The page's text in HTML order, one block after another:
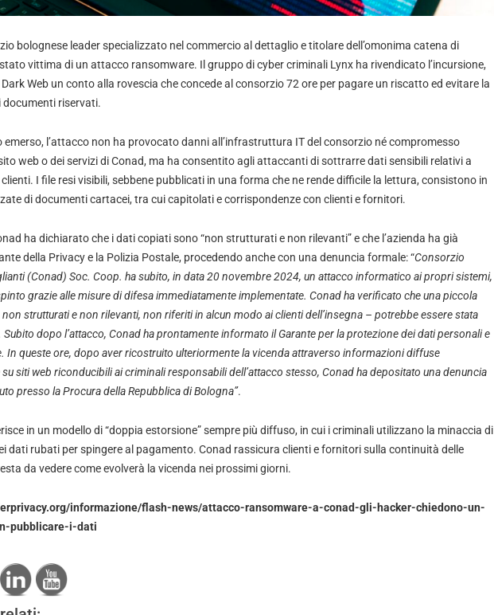
bolognese leader specializzato nel commercio al dettaglio e titolare dell’omonima catena di
vittima di un attacco ransomware. Il gruppo di cyber criminali Lynx ha rivendicato l’incursione,
Web un conto alla rovescia che concede al consorzio 72 ore per pagare un riscatto ed evitare la
documenti riservati.
emerso, l’attacco non ha provocato danni all’infrastruttura IT del consorzio né compromesso
web o dei servizi di Conad, ma ha consentito agli attaccanti di sottrarre dati sensibili relativi a
I file resi visibili, sebbene pubblicati in una forma che ne rende difficile la lettura, consistono in
di documenti cartacei, tra cui capitolati e corrispondenze con clienti e fornitori.
ha dichiarato che i dati copiati sono “non strutturati e non rilevanti” e che l’azienda ha già
della Privacy e la Polizia Postale, procedendo anche con una denuncia formale: “Consorzio
(Conad) Soc. Coop. ha subito, in data 20 novembre 2024, un attacco informatico ai propri sistemi,
grazie alle misure di difesa immediatamente implementate. Conad ha verificato che una piccola
strutturati e non rilevanti, non riferiti in alcun modo ai clienti dell’insegna – potrebbe essere stata
dopo l’attacco, Conad ha prontamente informato il Garante per la protezione dei dati personali e
In queste ore, dopo aver ricostruito ulteriormente la vicenda attraverso informazioni diffuse
siti web riconducibili ai criminali responsabili dell’attacco stesso, Conad ha depositato una denuncia
presso la Procura della Repubblica di Bologna”.
in un modello di “doppia estorsione” sempre più diffuso, in cui i criminali utilizzano la minaccia di
dati rubati per spingere al pagamento. Conad rassicura clienti e fornitori sulla continuità delle
da vedere come evolverà la vicenda nei prossimi giorni.
informazione/flash-news/attacco-ransomware-a-conad-gli-hacker-chiedono-un-
pubblicare-i-dati